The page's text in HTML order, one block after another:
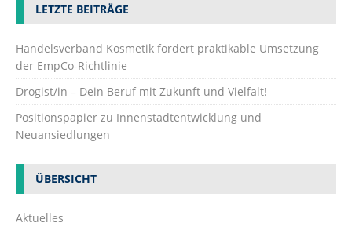
LETZTE BEITRÄGE
Handelsverband Kosmetik fordert praktikable Umsetzung
der EmpCo-Richtlinie
Drogist/in – Dein Beruf mit Zukunft und Vielfalt!
Positionspapier zu Innenstadtentwicklung und
Neuansiedlungen
ÜBERSICHT
Aktuelles